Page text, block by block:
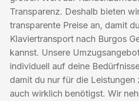
Transparenz. Deshalb bieten
transparente Preise an, damit
Klaviertransport nach Burgos
kannst. Unsere
individuell auf deine
damit du nur für die Leistungen
auch wirklich benötigst. Wir